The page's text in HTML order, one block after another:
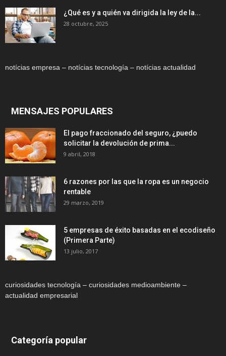
¿Qué es y a quién va dirigida la ley de la...
28 octubre, 2025
notícias empresa – notícias tecnología – notícias actualidad
MENSAJES POPULARES
El pago fraccionado del seguro, ¿puedo
solicitar la devolución de prima...
9 abril, 2018
6 razones por las que la ropa es un negocio
rentable
29 marzo, 2019
5 empresas de éxito basadas en el ecodiseño
(Primera Parte)
13 julio, 2017
curiosidades tecnología – curiosidades medioambiente –
actualidad empresarial
Categoría popular